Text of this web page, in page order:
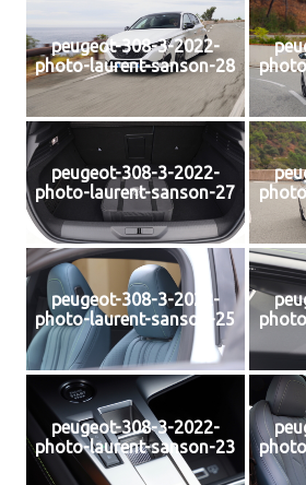
peugeot-308-3-2022-
photo-laurent-sanson-28
peugeot-308-3-2022-
photo-laurent-sanson-27
peugeot-308-3-2022-
photo-laurent-sanson-25
peugeot-308-3-2022-
photo-laurent-sanson-23